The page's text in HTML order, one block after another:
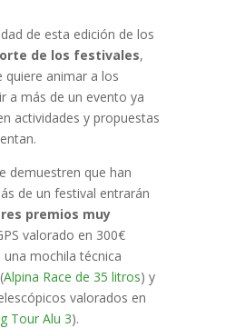
de esta edición de los
de los festivales,
quiere animar a los
a más de un evento ya
actividades y propuestas
demuestren que han
de un festival entrarán
premios muy
valorado en 300€
una mochila técnica
Alpina Race de 35 litros) y
valorados en
Tour Alu 3).